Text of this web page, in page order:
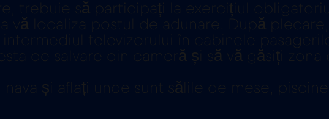
trebuie să participați la exercițiul
vă localiza postul de adunare. După
televizorului în cabinele
de salvare din cameră și să vă găsiți zona
și aflați unde sunt sălile de mese,